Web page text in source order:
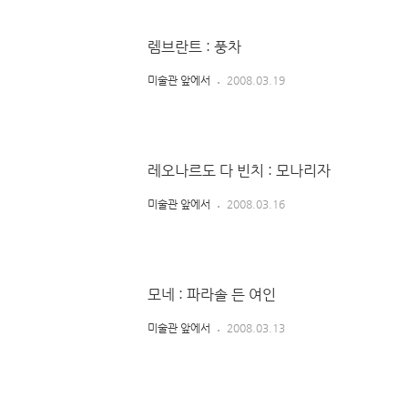
렘브란트 : 풍차
미술관 앞에서 2008.03.19
레오나르도 다 빈치 : 모나리자
미술관 앞에서 2008.03.16
모네 : 파라솔 든 여인
미술관 앞에서 2008.03.13